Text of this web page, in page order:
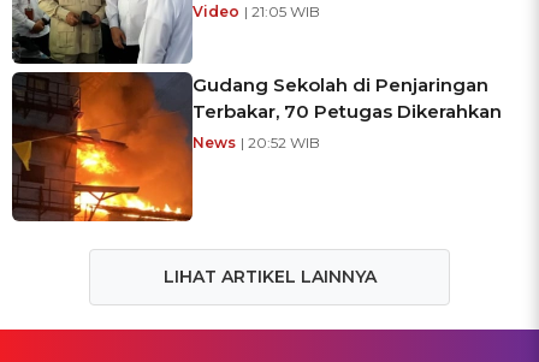
Video | 21:05 WIB
Gudang Sekolah di Penjaringan
Terbakar, 70 Petugas Dikerahkan
News | 20:52 WIB
LIHAT ARTIKEL LAINNYA